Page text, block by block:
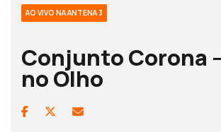
AO VIVO NA ANTENA 3
Conjunto Corona
no Olho